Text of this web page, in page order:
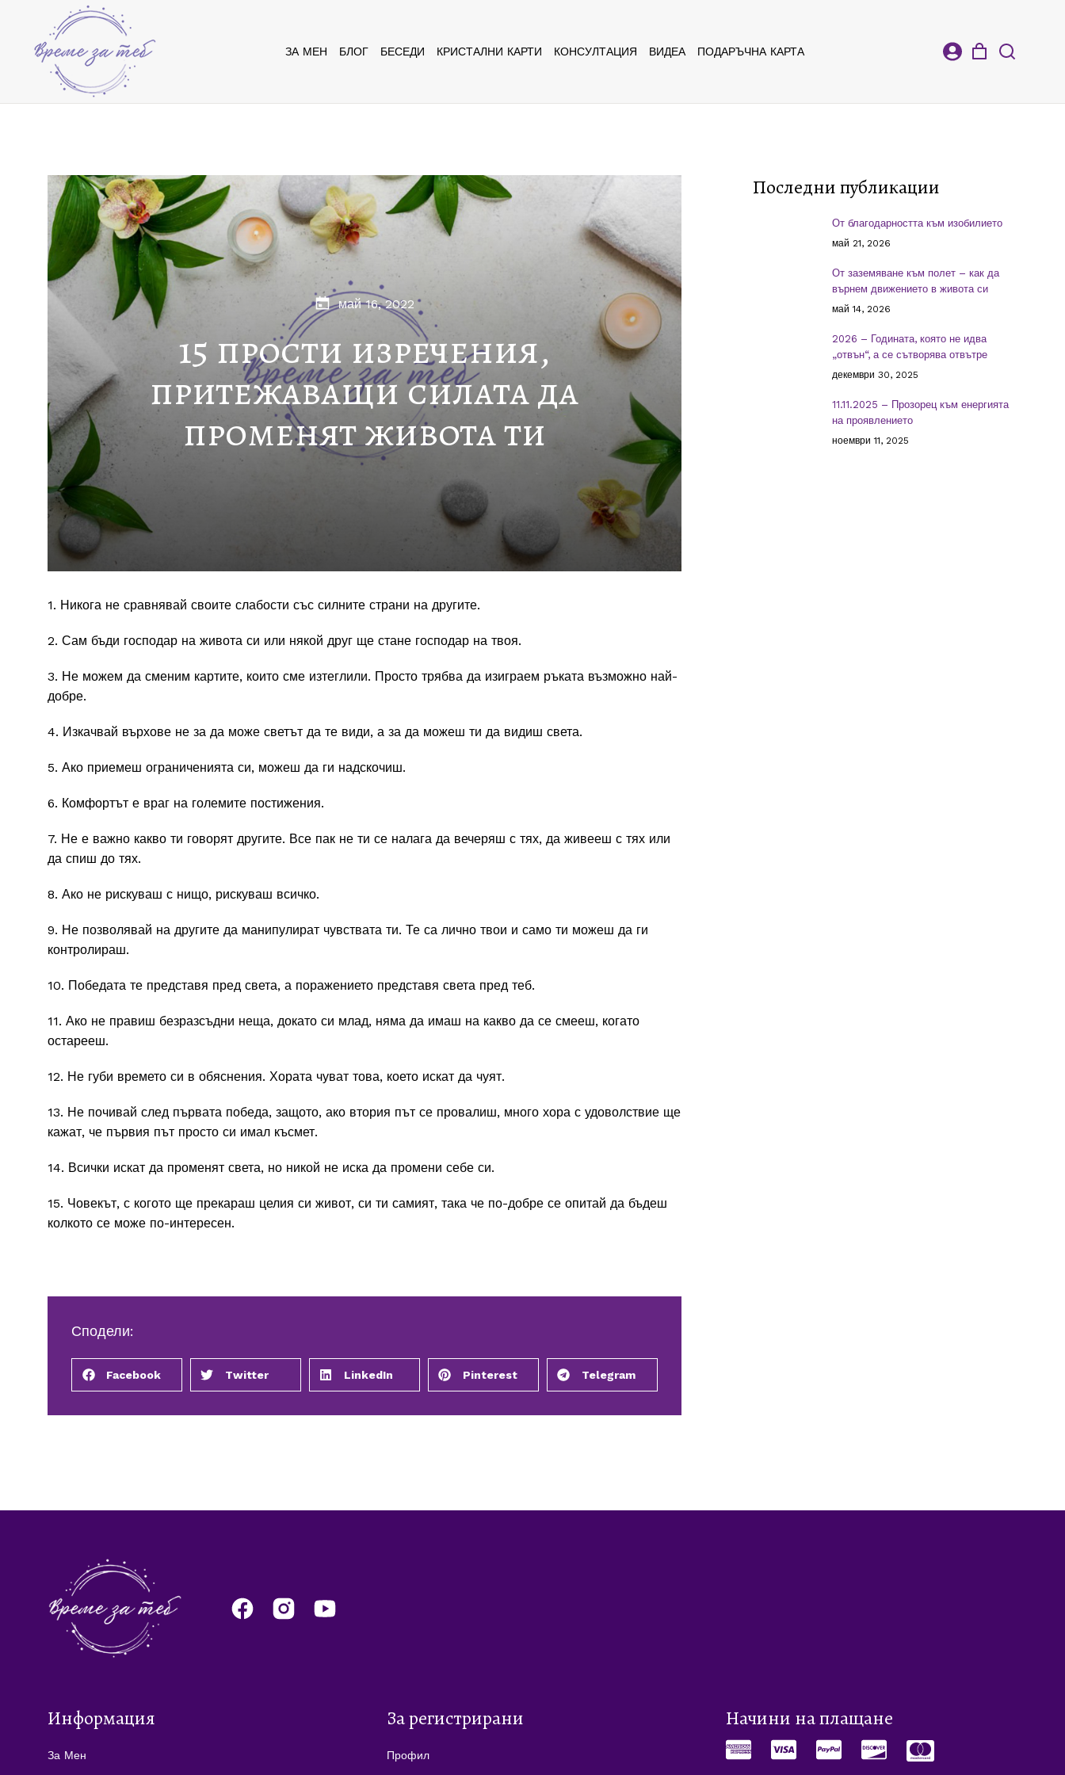
ЗА МЕН БЛОГ БЕСЕДИ КРИСТАЛНИ КАРТИ КОНСУЛТАЦИЯ ВИДЕА ПОДАРЪЧНА КАРТА
май 16, 2022
15 прости изречения,
притежаващи силата да
променят живота ти
1. Никога не сравнявай своите слабости със силните страни на другите.
2. Сам бъди господар на живота си или някой друг ще стане господар на твоя.
3. Не можем да сменим картите, които сме изтеглили. Просто трябва да изиграем ръката възможно най-
добре.
4. Изкачвай върхове не за да може светът да те види, а за да можеш ти да видиш света.
5. Ако приемеш ограниченията си, можеш да ги надскочиш.
6. Комфортът е враг на големите постижения.
7. Не е важно какво ти говорят другите. Все пак не ти се налага да вечеряш с тях, да живееш с тях или
да спиш до тях.
8. Ако не рискуваш с нищо, рискуваш всичко.
9. Не позволявай на другите да манипулират чувствата ти. Те са лично твои и само ти можеш да ги
контролираш.
10. Победата те представя пред света, а поражението представя света пред теб.
11. Ако не правиш безразсъдни неща, докато си млад, няма да имаш на какво да се смееш, когато
остарееш.
12. Не губи времето си в обяснения. Хората чуват това, което искат да чуят.
13. Не почивай след първата победа, защото, ако втория път се провалиш, много хора с удоволствие ще
кажат, че първия път просто си имал късмет.
14. Всички искат да променят света, но никой не иска да промени себе си.
15. Човекът, с когото ще прекараш целия си живот, си ти самият, така че по-добре се опитай да бъдеш
колкото се може по-интересен.
Сподели:
Facebook Twitter LinkedIn Pinterest Telegram
Последни публикации
От благодарността към изобилието
май 21, 2026
От заземяване към полет – как да
върнем движението в живота си
май 14, 2026
2026 – Годината, която не идва
„отвън“, а се сътворява отвътре
декември 30, 2025
11.11.2025 – Прозорец към енергията
на проявлението
ноември 11, 2025
Информация
За Мен
За регистрирани
Профил
Начини на плащане